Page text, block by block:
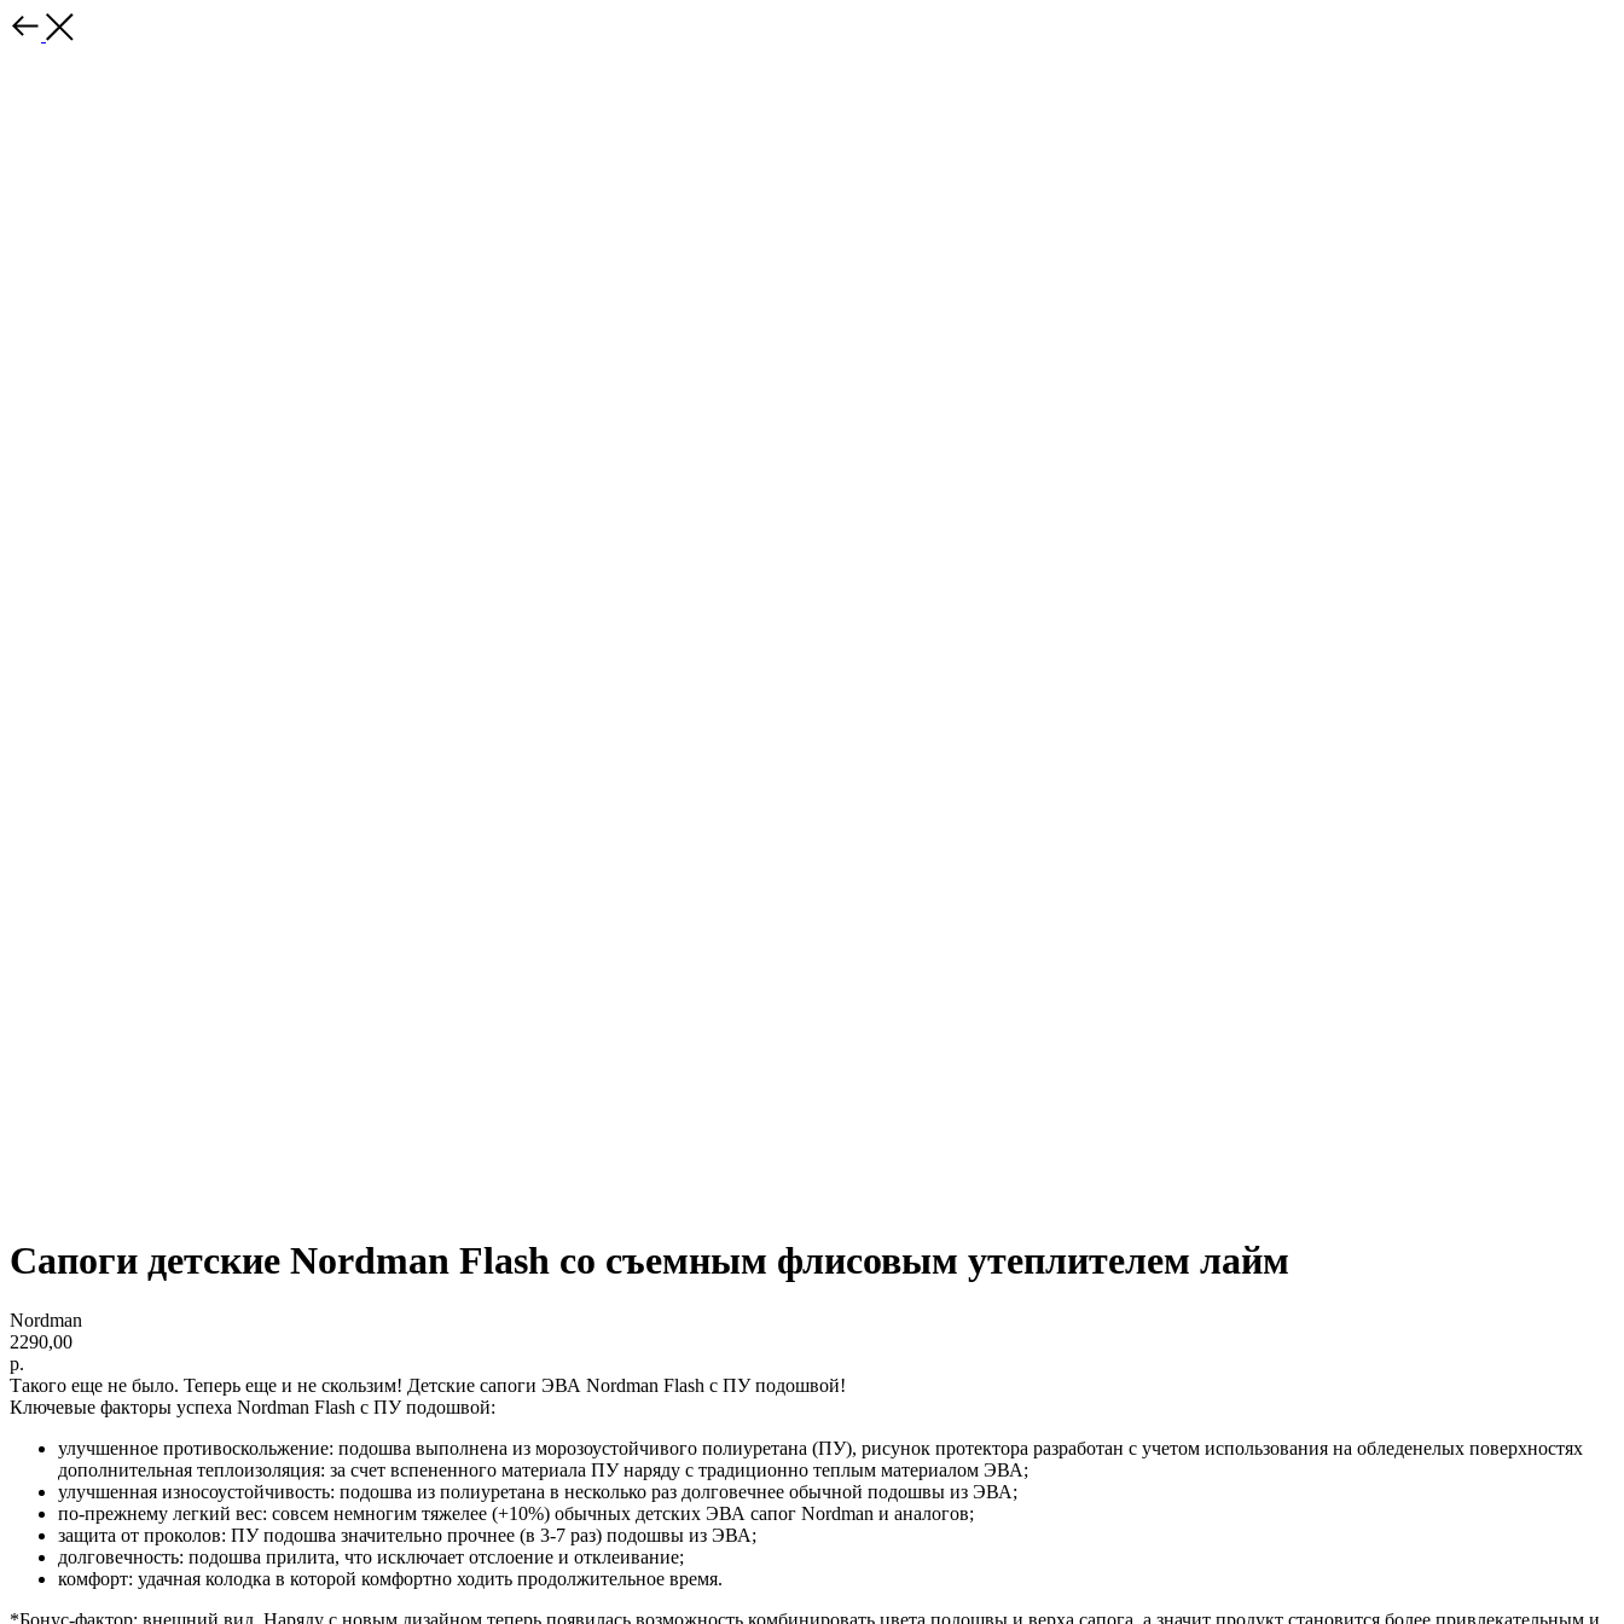
Сапоги детские Nordman Flash со съемным флисовым утеплителем лайм
Nordman
2290,00
р.
Такого еще не было. Теперь еще и не скользим! Детские сапоги ЭВА Nordman Flash с ПУ подошвой!
Ключевые факторы успеха Nordman Flash с ПУ подошвой:
улучшенное противоскольжение: подошва выполнена из морозоустойчивого полиуретана (ПУ), рисунок протектора разработан с учетом использования на обледенелых поверхностях
дополнительная теплоизоляция: за счет вспененного материала ПУ наряду с традиционно теплым материалом ЭВА;
улучшенная износоустойчивость: подошва из полиуретана в несколько раз долговечнее обычной подошвы из ЭВА;
по-прежнему легкий вес: совсем немногим тяжелее (+10%) обычных детских ЭВА сапог Nordman и аналогов;
защита от проколов: ПУ подошва значительно прочнее (в 3-7 раз) подошвы из ЭВА;
долговечность: подошва прилита, что исключает отслоение и отклеивание;
комфорт: удачная колодка в которой комфортно ходить продолжительное время.
*Бонус-фактор: внешний вид. Наряду с новым дизайном теперь появилась возможность комбинировать цвета подошвы и верха сапога, а значит продукт становится более привлекательным и